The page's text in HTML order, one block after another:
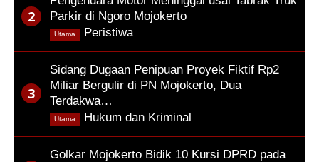
Parkir di Ngoro Mojokerto
Peristiwa
Utama
Sidang Dugaan Penipuan Proyek Fiktif Rp2
Miliar Bergulir di PN Mojokerto, Dua
Terdakwa…
Hukum dan Kriminal
Utama
Golkar Mojokerto Bidik 10 Kursi DPRD pada